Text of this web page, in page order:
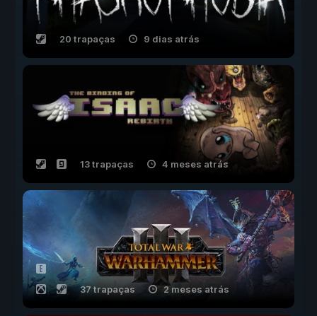
20 trapaças 9 dias atrás
13 trapaças 4 meses atrás
37 trapaças 2 meses atrás